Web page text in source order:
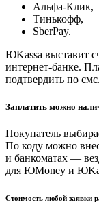
Альфа-Клик,
Тинькофф,
SberPay.
ЮKassa выставит
интернет-банке.
подтвердить по смс.
Заплатить можно
Покупатель
По коду можно
и банкоматах —
для ЮMoney и
Стоимость любой заявки